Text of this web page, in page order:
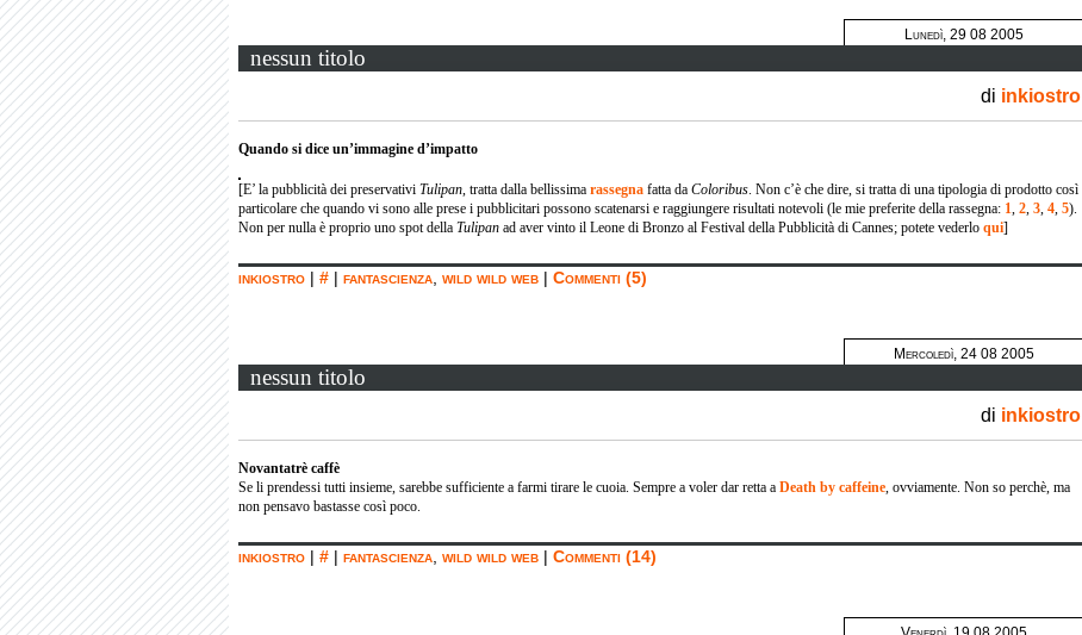
Lunedì, 29 08 2005
nessun titolo
di inkiostro
Quando si dice un’immagine d’impatto
[E’ la pubblicità dei preservativi Tulipan, tratta dalla bellissima rassegna fatta da Coloribus. Non c’è che dire, si tratta di una tipologia di prodotto così
particolare che quando vi sono alle prese i pubblicitari possono scatenarsi e raggiungere risultati notevoli (le mie preferite della rassegna: 1, 2, 3, 4, 5).
Non per nulla è proprio uno spot della Tulipan ad aver vinto il Leone di Bronzo al Festival della Pubblicità di Cannes; potete vederlo qui]
inkiostro | # | fantascienza wild wild web | Commenti (5)
Mercoledì, 24 08 2005
nessun titolo
di inkiostro
Novantatrè caffè
Se li prendessi tutti insieme, sarebbe sufficiente a farmi tirare le cuoia. Sempre a voler dar retta a Death by caffeine, ovviamente. Non so perchè, ma
non pensavo bastasse così poco.
inkiostro | # | fantascienza wild wild web | Commenti (14)